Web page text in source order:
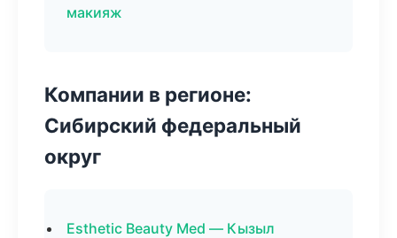
макияж
Компании в регионе:
Сибирский федеральный
округ
Esthetic Beauty Med — Кызыл